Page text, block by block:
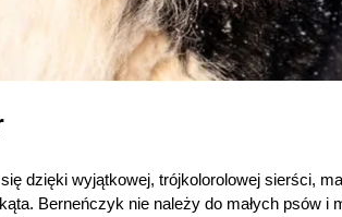
dzięki wyjątkowej, trójkolorolowej sierści,
Berneńczyk nie należy do małych psów i